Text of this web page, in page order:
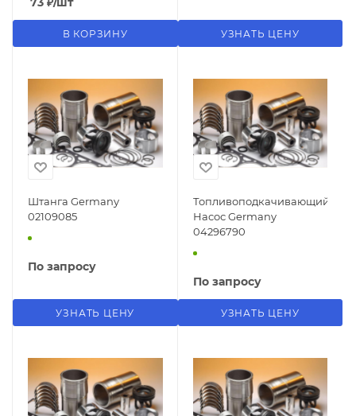
В КОРЗИНУ УЗНАТЬ ЦЕНУ
Штанга Germany
02109085
По запросу
УЗНАТЬ ЦЕНУ
Топливоподкачивающий
Насос Germany
04296790
По запросу
УЗНАТЬ ЦЕНУ